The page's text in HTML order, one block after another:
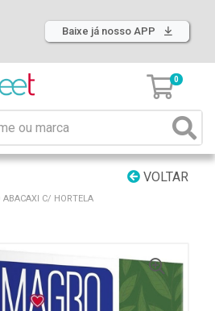
Baixe já nosso APP
0
VOLTAR
ABACAXI C/ HORTELA